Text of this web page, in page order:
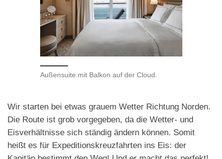
Außensuite mit Balkon auf der Cloud.
Wir starten bei etwas grauem Wetter Richtung Norden.
Die Route ist grob vorgegeben, da die Wetter- und
Eisverhältnisse sich ständig ändern können. Somit
heißt es für Expeditionskreuzfahrten ins Eis: der